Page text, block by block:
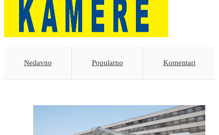
Nedavno Popularno Komentari